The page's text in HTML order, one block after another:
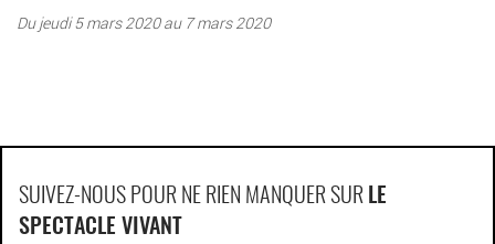
Du jeudi 5 mars 2020 au 7 mars 2020
SUIVEZ-NOUS POUR NE RIEN MANQUER SUR LE
SPECTACLE VIVANT